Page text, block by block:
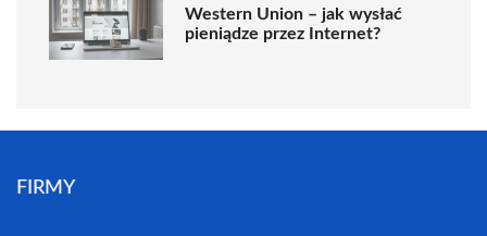
Western Union – jak wysłać
pieniądze przez Internet?
FIRMY